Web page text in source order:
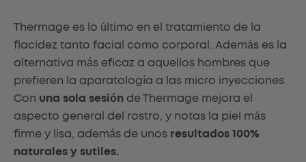
Thermage es lo último en el tratamiento de la
flacidez tanto facial como corporal. Además es la
alternativa más eficaz a aquellos hombres que
prefieren la aparatología a las micro inyecciones.
Con una sola sesión de Thermage mejora el
aspecto general del rostro, y notas la piel más
firme y lisa, además de unos resultados 100%
naturales y sutiles.